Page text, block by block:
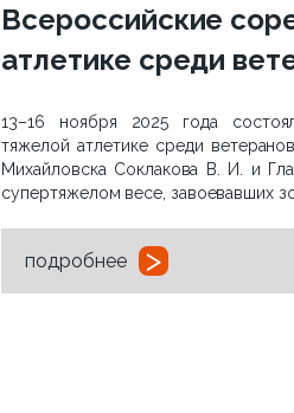
Всероссийские
атлетике среди
13–16 ноября 2025 года
тяжелой атлетике среди
Михайловска Соклакова В. И. и
супертяжелом весе, завоевавших
подробнее >